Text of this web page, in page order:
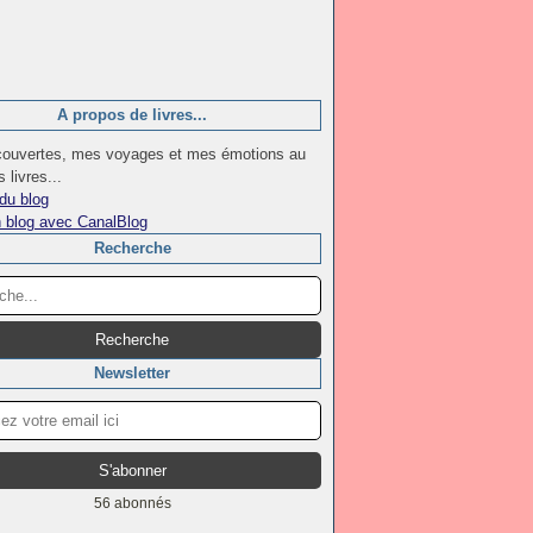
A propos de livres...
mes voyages et mes émotions au
livres...
blog
blog avec CanalBlog
Recherche
Newsletter
56 abonnés